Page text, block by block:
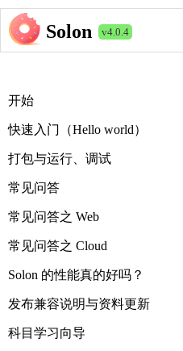
Solon v4.0.4
开始
快速入门（Hello world）
打包与运行、调试
常见问答
常见问答之 Web
常见问答之 Cloud
Solon 的性能真的好吗？
发布兼容说明与资料更新
科目学习向导